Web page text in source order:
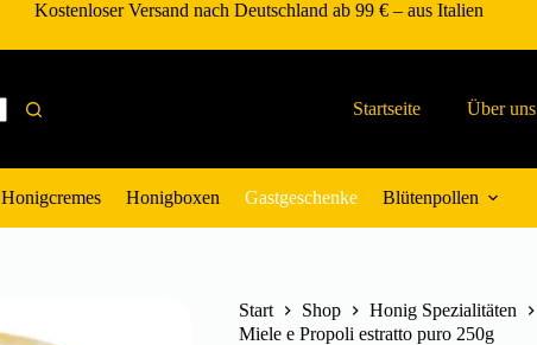
Kostenloser Versand nach Deutschland ab 99 € – aus Italien
Startseite Über uns
Honigcremes Honigboxen Gastgeschenke Blütenpollen
Start Shop Honig Spezialitäten
Miele e Propoli estratto puro 250g